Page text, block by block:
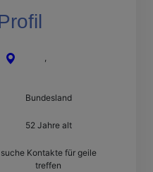
,
Bundesland
52 Jahre alt
suche Kontakte für geile
treffen